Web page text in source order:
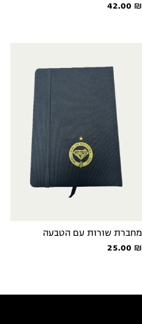
42.00
שורות עם הטבעה
25.00